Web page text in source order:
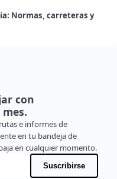
Normas, carreteras y
con
e informes de
en tu bandeja de
en cualquier momento.
Suscribirse